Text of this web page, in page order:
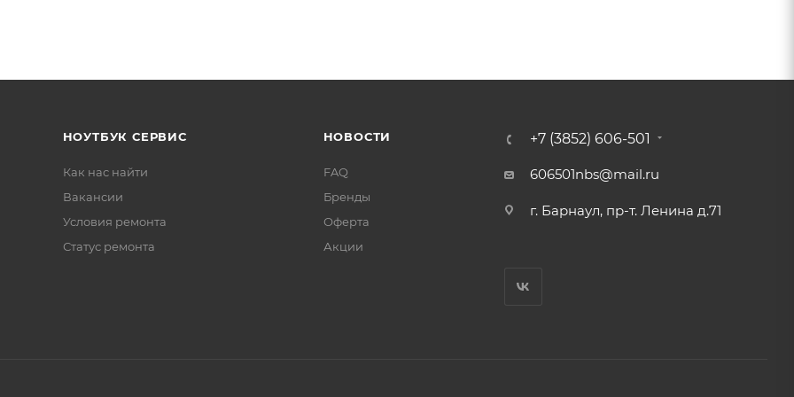
НОУТБУК СЕРВИС
Как нас найти
Вакансии
Условия ремонта
Статус ремонта
НОВОСТИ
FAQ
Бренды
Оферта
Акции
+7 (3852) 606-501
606501nbs@mail.ru
г. Барнаул, пр-т. Ленина д.71